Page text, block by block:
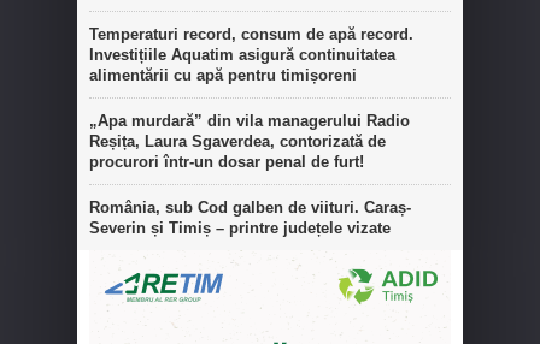
Temperaturi record, consum de apă record.
Investițiile Aquatim asigură continuitatea
alimentării cu apă pentru timișoreni
„Apa murdară” din vila managerului Radio
Reșița, Laura Sgaverdea, contorizată de
procurori într-un dosar penal de furt!
România, sub Cod galben de viituri. Caraș-
Severin și Timiș – printre județele vizate